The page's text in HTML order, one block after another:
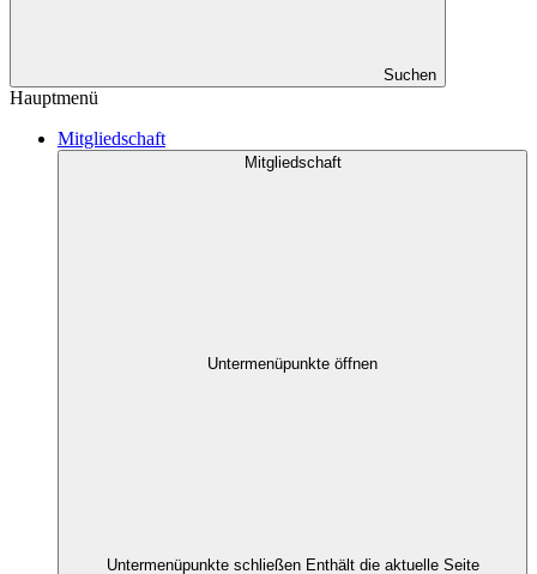
Suchen
Hauptmenü
Mitgliedschaft
Mitgliedschaft
Untermenüpunkte öffnen
Untermenüpunkte schließen Enthält die aktuelle Seite